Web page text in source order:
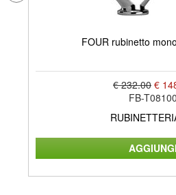
FOUR rubinetto
€ 232.00 €
FB-T08100